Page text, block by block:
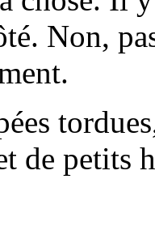
Non,
de petits